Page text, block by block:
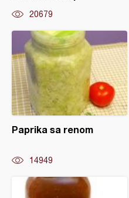
20679
Paprika sa renom
14949